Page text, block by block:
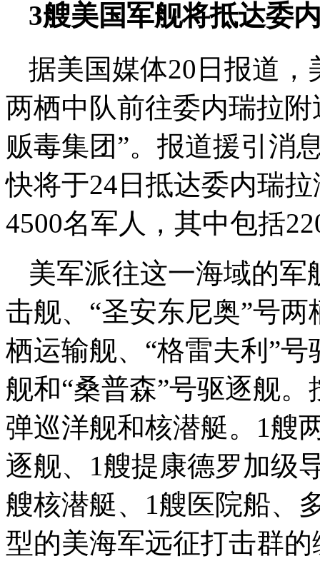
3艘美国军舰将抵达委
据美国媒体20日报道
两栖中队前往委内瑞拉
贩毒集团”。报道援引消
快将于24日抵达委内瑞
4500名军人，其中包括
美军派往这一海域的军
击舰、“圣安东尼奥”号
栖运输舰、“格雷夫利”号
舰和“桑普森”号驱逐舰
弹巡洋舰和核潜艇。1艘
逐舰、1艘提康德罗加级
艘核潜艇、1艘医院船
型的美海军远征打击群的